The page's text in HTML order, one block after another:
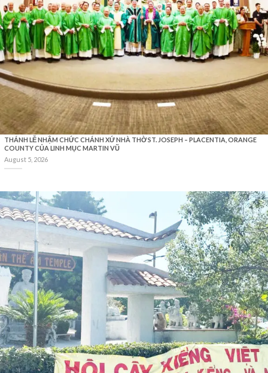
THÁNH LỄ NHẬM CHỨC CHÁNH XỨ NHÀ THỜ ST. JOSEPH – PLACENTIA, ORANGE
COUNTY CỦA LINH MỤC MARTIN VŨ
August 5, 2026